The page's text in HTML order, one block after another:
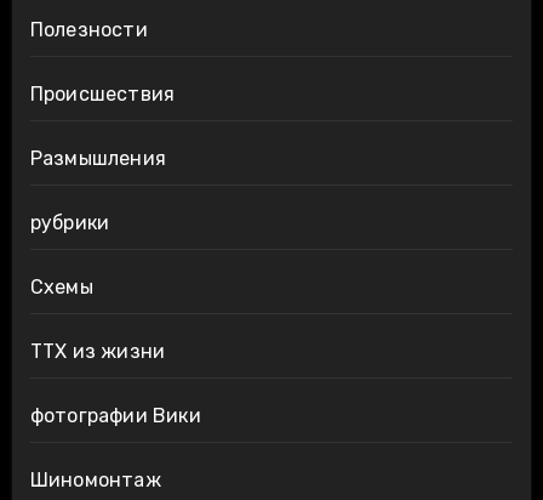
Полезности
Происшествия
Размышления
рубрики
Схемы
ТТХ из жизни
фотографии Вики
Шиномонтаж